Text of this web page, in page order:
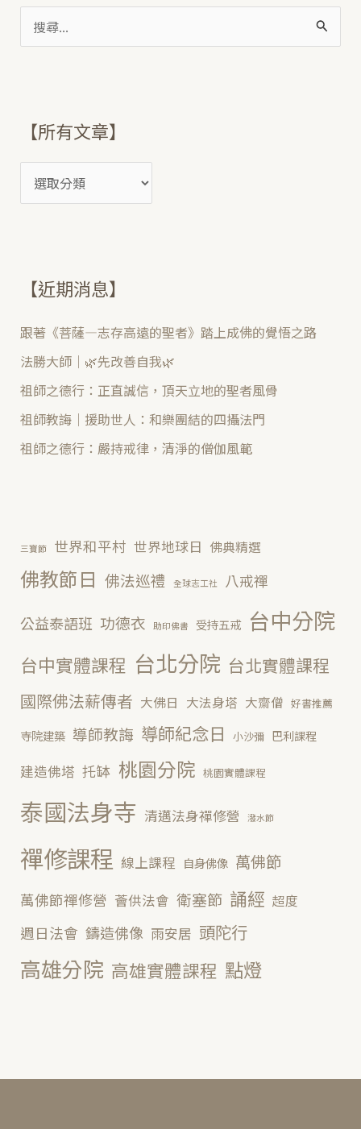
:
【所有文章】
【近期消息】
跟著《菩薩—志存高遠的聖者》踏上成佛的覺悟之路
法勝大師｜🌿先改善自我🌿
祖師之德行：正直誠信，頂天立地的聖者風骨
祖師教誨｜援助世人：和樂團結的四攝法門
祖師之德行：嚴持戒律，清淨的僧伽風範
三寶節 世界和平村 世界地球日 佛典精選
佛教節日 佛法巡禮 全球志工社 八戒禪
公益泰語班 功德衣 助印佛書 受持五戒 台中分院
台中實體課程 台北分院 台北實體課程
國際佛法薪傳者 大佛日 大法身塔 大齋僧 好書推薦
寺院建築 導師教誨 導師紀念日 小沙彌 巴利課程
建造佛塔 托缽 桃園分院 桃園實體課程
泰國法身寺 清邁法身禪修營 潑水節
禪修課程 線上課程 自身佛像 萬佛節
萬佛節禪修營 薈供法會 衛塞節 誦經 超度
週日法會 鑄造佛像 雨安居 頭陀行
高雄分院 高雄實體課程 點燈